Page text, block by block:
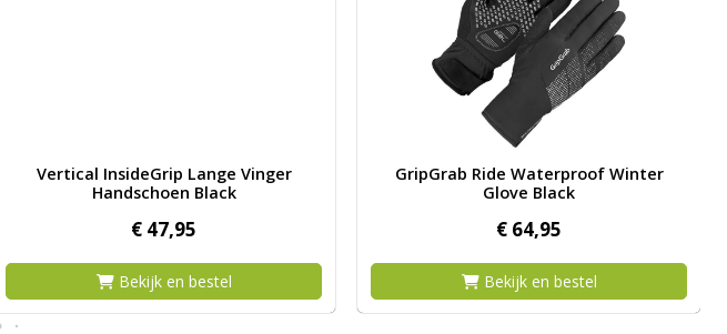
Vertical InsideGrip Lange Vinger
Handschoen Black
€ 47,95
Bekijk en bestel
GripGrab Ride Waterproof Winter
Glove Black
€ 64,95
Bekijk en bestel